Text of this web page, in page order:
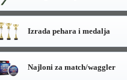
Izrada pehara i medalja
Najloni za match/waggler